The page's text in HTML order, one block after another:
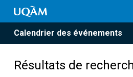
Calendrier des événements
Résultats de